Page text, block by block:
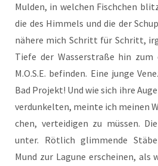
Mul­den, in wel­chen Fisch­chen
die des Him­mels und die der
nähe­re mich Schritt für Schritt,
Tie­fe der Was­ser­stra­ße hin
M.O.S.E. befin­den. Eine jun­ge
Bad Pro­jekt! Und wie sich ihre
ver­dun­kel­ten, mein­te ich mei­nen
chen, ver­tei­di­gen zu müs­sen.
unter. Röt­lich glim­men­de
Mund zur Lagu­ne erschei­nen, als